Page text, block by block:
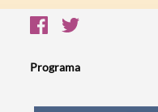
Programa